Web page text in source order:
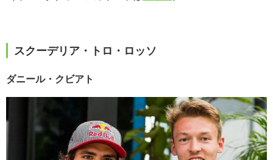
スクーデリア・トロ・ロッソ
ダニール・クビアト